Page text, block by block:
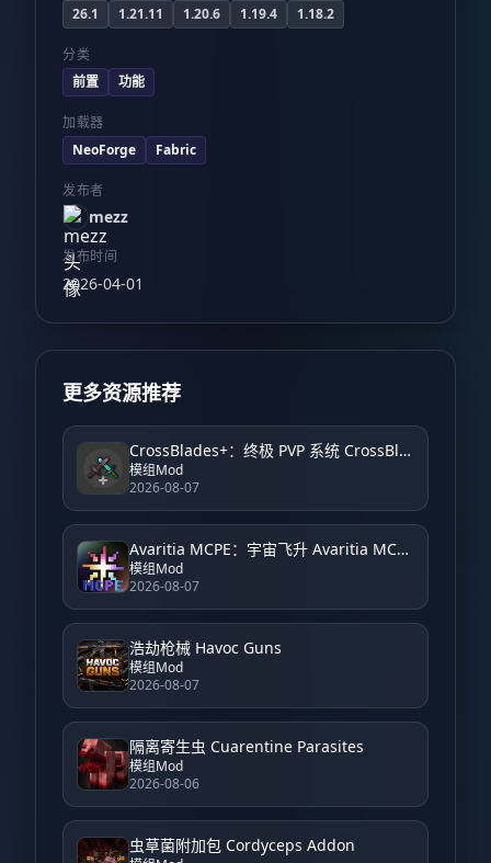
26.1
1.21.11 1.20.6 1.19.4 1.18.2
分类
前置
功能
加载器
NeoForge
Fabric
发布者
mezz
发布时间
2026-04-01
更多资源推荐
CrossBlades+：终极 PVP 系统 CrossBlades+: Ultimate PVP System
模组Mod
2026-08-07
Avaritia MCPE：宇宙飞升 Avaritia MCPE: Cosmic Ascension
模组Mod
2026-08-07
浩劫枪械 Havoc Guns
模组Mod
2026-08-07
隔离寄生虫 Cuarentine Parasites
模组Mod
2026-08-06
虫草菌附加包 Cordyceps Addon